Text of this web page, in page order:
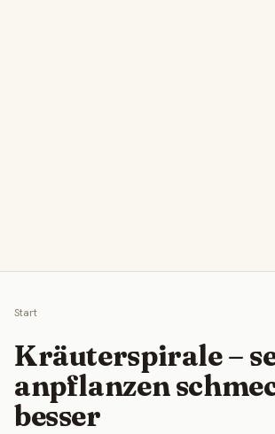
Start
Kräuterspirale –
anpflanzen
besser